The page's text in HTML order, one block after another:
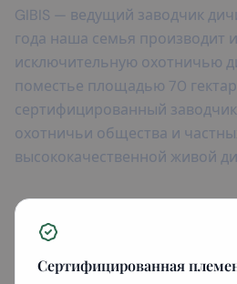
GIBIS — ведущий заводчик
года наша семья производит
исключительную охотничью
поместье площадью 70
сертифицированный
охотничьи общества и
высококачественной живой
Сертифицированная